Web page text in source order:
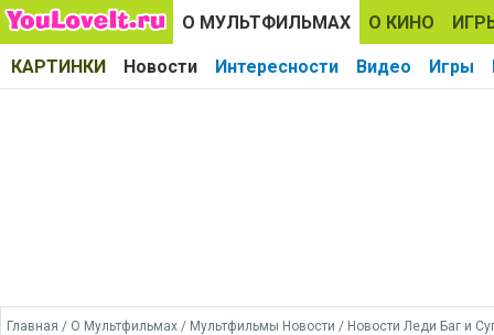
О МУЛЬТФИЛЬМАХ О КИНО
КАРТИНКИ Новости Интересности Видео Игры
Главная / О Мультфильмах / Мультфильмы Новости / Новости Леди Баг и